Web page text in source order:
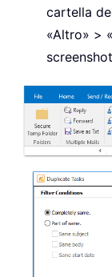
cartella
«Altro» >